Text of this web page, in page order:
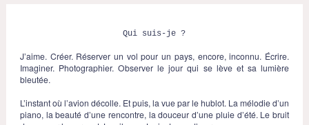
Qui suis-je ?
J’aime. Créer. Réserver un vol pour un pays, encore, inconnu. Écrire.
Imaginer. Photographier. Observer le jour qui se lève et sa lumière
bleutée.
L’instant où l’avion décolle. Et puis, la vue par le hublot. La mélodie d’un
piano, la beauté d’une rencontre, la douceur d’une pluie d’été. Le bruit